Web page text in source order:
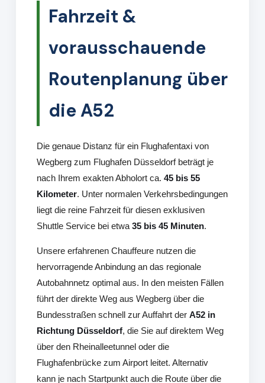
Fahrzeit &
vorausschauende
Routenplanung über
die A52
Die genaue Distanz für ein Flughafentaxi von
Wegberg zum Flughafen Düsseldorf beträgt je
nach Ihrem exakten Abholort ca. 45 bis 55
Kilometer. Unter normalen Verkehrsbedingungen
liegt die reine Fahrzeit für diesen exklusiven
Shuttle Service bei etwa 35 bis 45 Minuten.
Unsere erfahrenen Chauffeure nutzen die
hervorragende Anbindung an das regionale
Autobahnnetz optimal aus. In den meisten Fällen
führt der direkte Weg aus Wegberg über die
Bundesstraßen schnell zur Auffahrt der A52 in
Richtung Düsseldorf, die Sie auf direktem Weg
über den Rheinalleetunnel oder die
Flughafenbrücke zum Airport leitet. Alternativ
kann je nach Startpunkt auch die Route über die